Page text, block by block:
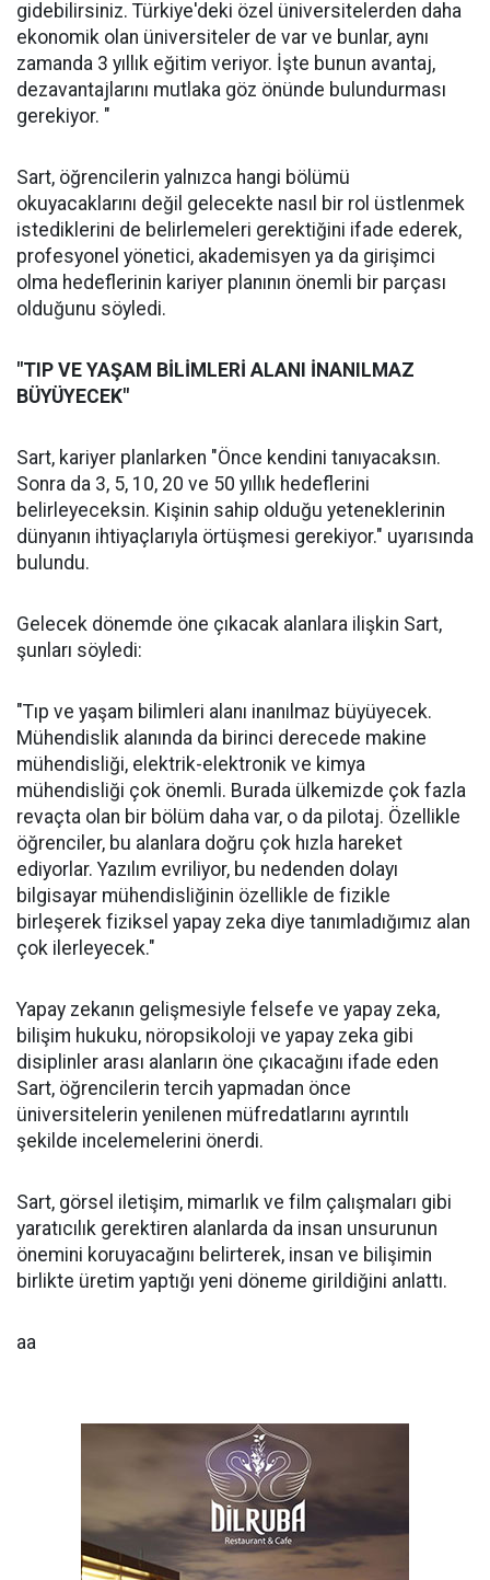
gidebilirsiniz. Türkiye'deki özel üniversitelerden daha
ekonomik olan üniversiteler de var ve bunlar, aynı
zamanda 3 yıllık eğitim veriyor. İşte bunun avantaj,
dezavantajlarını mutlaka göz önünde bulundurması
gerekiyor. "
Sart, öğrencilerin yalnızca hangi bölümü
okuyacaklarını değil gelecekte nasıl bir rol üstlenmek
istediklerini de belirlemeleri gerektiğini ifade ederek,
profesyonel yönetici, akademisyen ya da girişimci
olma hedeflerinin kariyer planının önemli bir parçası
olduğunu söyledi.
"TIP VE YAŞAM BİLİMLERİ ALANI İNANILMAZ
BÜYÜYECEK"
Sart, kariyer planlarken "Önce kendini tanıyacaksın.
Sonra da 3, 5, 10, 20 ve 50 yıllık hedeflerini
belirleyeceksin. Kişinin sahip olduğu yeteneklerinin
dünyanın ihtiyaçlarıyla örtüşmesi gerekiyor." uyarısında
bulundu.
Gelecek dönemde öne çıkacak alanlara ilişkin Sart,
şunları söyledi:
"Tıp ve yaşam bilimleri alanı inanılmaz büyüyecek.
Mühendislik alanında da birinci derecede makine
mühendisliği, elektrik-elektronik ve kimya
mühendisliği çok önemli. Burada ülkemizde çok fazla
revaçta olan bir bölüm daha var, o da pilotaj. Özellikle
öğrenciler, bu alanlara doğru çok hızla hareket
ediyorlar. Yazılım evriliyor, bu nedenden dolayı
bilgisayar mühendisliğinin özellikle de fizikle
birleşerek fiziksel yapay zeka diye tanımladığımız alan
çok ilerleyecek."
Yapay zekanın gelişmesiyle felsefe ve yapay zeka,
bilişim hukuku, nöropsikoloji ve yapay zeka gibi
disiplinler arası alanların öne çıkacağını ifade eden
Sart, öğrencilerin tercih yapmadan önce
üniversitelerin yenilenen müfredatlarını ayrıntılı
şekilde incelemelerini önerdi.
Sart, görsel iletişim, mimarlık ve film çalışmaları gibi
yaratıcılık gerektiren alanlarda da insan unsurunun
önemini koruyacağını belirterek, insan ve bilişimin
birlikte üretim yaptığı yeni döneme girildiğini anlattı.
aa